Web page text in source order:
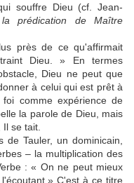
souffre Dieu (cf. Jean-
prédication de Maître
près de ce qu'affirmait
Dieu. » En termes
Dieu ne peut que
à celui qui est prêt à
comme expérience de
la parole de Dieu, mais
se tait.
Tauler, un dominicain,
– la multiplication des
: « On ne peut mieux
C'est à ce titre